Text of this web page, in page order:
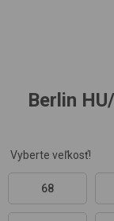
Berlin
Vyberte veľkosť!
68